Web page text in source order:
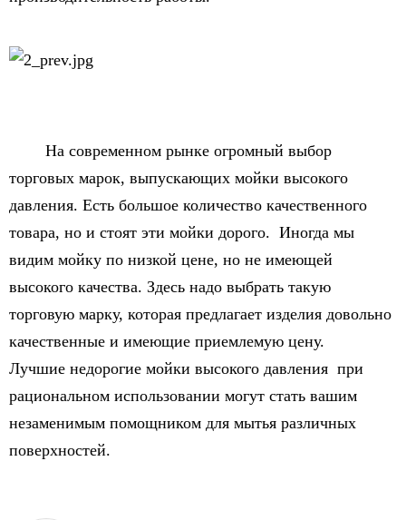
На современном рынке огромный выбор
торговых марок, выпускающих мойки высокого
давления. Есть большое количество качественного
товара, но и стоят эти мойки дорого. Иногда мы
видим мойку по низкой цене, но не имеющей
высокого качества. Здесь надо выбрать такую
торговую марку, которая предлагает изделия довольно
качественные и имеющие приемлемую цену.
Лучшие недорогие мойки высокого давления при
рациональном использовании могут стать вашим
незаменимым помощником для мытья различных
поверхностей.